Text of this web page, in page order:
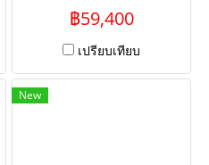
฿59,400
เปรียบเทียบ
New